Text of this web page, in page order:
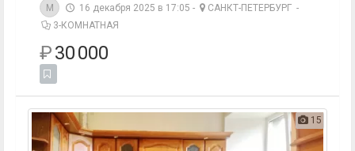
M 16 декабря 2025 в 17:05 - САНКТ-ПЕТЕРБУРГ -
3-КОМНАТНАЯ
₽30 000
15